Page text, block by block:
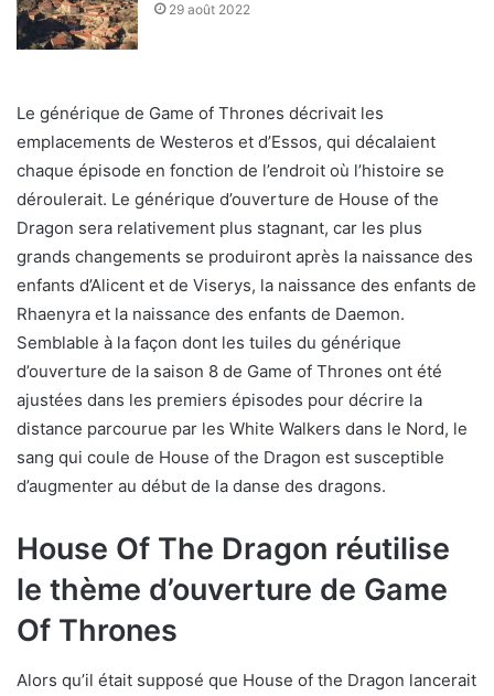
29 août 2022
Le générique de Game of Thrones décrivait les
emplacements de Westeros et d’Essos, qui décalaient
chaque épisode en fonction de l’endroit où l’histoire se
déroulerait. Le générique d’ouverture de House of the
Dragon sera relativement plus stagnant, car les plus
grands changements se produiront après la naissance des
enfants d’Alicent et de Viserys, la naissance des enfants de
Rhaenyra et la naissance des enfants de Daemon.
Semblable à la façon dont les tuiles du générique
d’ouverture de la saison 8 de Game of Thrones ont été
ajustées dans les premiers épisodes pour décrire la
distance parcourue par les White Walkers dans le Nord, le
sang qui coule de House of the Dragon est susceptible
d’augmenter au début de la danse des dragons.
House Of The Dragon réutilise
le thème d’ouverture de Game
Of Thrones
Alors qu’il était supposé que House of the Dragon lancerait